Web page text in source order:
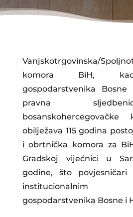
Vanjskotrgovinska/
komora BiH,
gospodarstvenika
pravna
obilježava 115 godina
i obrtnička komora za
Gradskoj vijećnici u
godine, što
institucionalnim
gospodarstvenika Bosne i